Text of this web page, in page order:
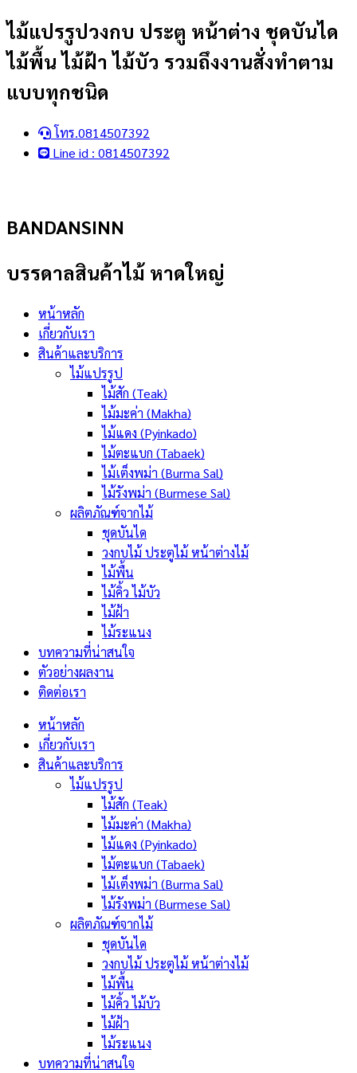
Skip
content
ไม้แปรรูปวงกบ ประตู หน้าต่าง ชุดบันได
ไม้พื้น ไม้ฝ้า ไม้บัว รวมถึงงานสั่งทำตาม
แบบทุกชนิด
โทร.0814507392
Line id : 0814507392
BANDANSINN
บรรดาลสินค้าไม้ หาดใหญ่
หน้าหลัก
เกี่ยวกับเรา
สินค้าและบริการ
ไม้แปรรูป
ไม้สัก (Teak)
ไม้มะค่า (Makha)
ไม้แดง (Pyinkado)
ไม้ตะแบก (Tabaek)
ไม้เต็งพม่า (Burma Sal)
ไม้รังพม่า (Burmese Sal)
ผลิตภัณฑ์จากไม้
ชุดบันได
วงกบไม้ ประตูไม้ หน้าต่างไม้
ไม้พื้น
ไม้คิ้ว ไม้บัว
ไม้ฝ้า
ไม้ระแนง
บทความที่น่าสนใจ
ตัวอย่างผลงาน
ติดต่อเรา
หน้าหลัก
เกี่ยวกับเรา
สินค้าและบริการ
ไม้แปรรูป
ไม้สัก (Teak)
ไม้มะค่า (Makha)
ไม้แดง (Pyinkado)
ไม้ตะแบก (Tabaek)
ไม้เต็งพม่า (Burma Sal)
ไม้รังพม่า (Burmese Sal)
ผลิตภัณฑ์จากไม้
ชุดบันได
วงกบไม้ ประตูไม้ หน้าต่างไม้
ไม้พื้น
ไม้คิ้ว ไม้บัว
ไม้ฝ้า
ไม้ระแนง
บทความที่น่าสนใจ